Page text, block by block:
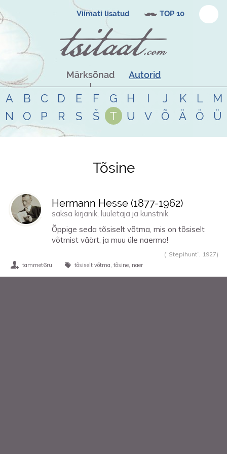
Viimati lisatud TOP 10
Märksõnad Autorid
A B C D E F G H I J K L
M
N
O P R S Š T U V Õ Ä Ö Ü
Tsitaadid teemaltõsine
Tõsine
Hermann Hesse (1877-1962)
saksa kirjanik, luuletaja ja kunstnik
Õppige seda tõsiselt võtma, mis on tõsiselt
võtmist väärt, ja muu üle naerma!
(“Stepihunt”, 1927)
tammet6ru tõsiselt võtma tõsine naer